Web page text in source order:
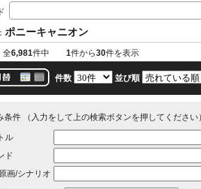
ポニーキャニオン
全6,981件中 1件から30件を表示
件数 並び順
条件 （入力をして上の検索ボタンを押してください）
ル
ド
画/シナリオ